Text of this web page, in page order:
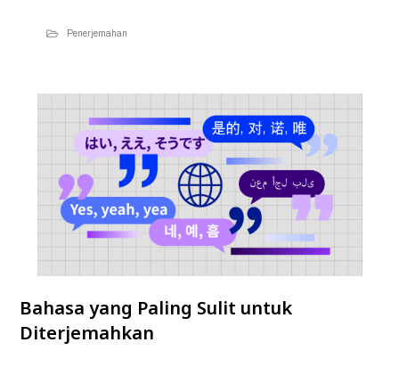
Penerjemahan
Bahasa yang Paling Sulit untuk
Diterjemahkan